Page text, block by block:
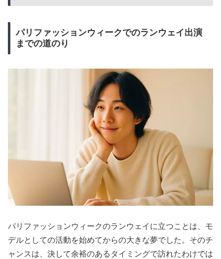
パリファッションウィークでのランウェイ出演
までの道のり
パリファッションウィークのランウェイに立つことは、モ
デルとしての活動を始めてからの大きな夢でした。そのチ
ャンスは、決して余裕のあるタイミングで訪れたわけでは